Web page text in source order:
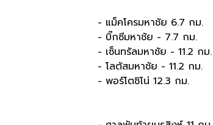
- แม็คโครมหาชัย 6.7 กม.
- บิ๊กซีมหาชัย - 7.7 กม.
- เซ็นทรัลมหาชัย - 11.2 กม.
- โลตัสมหาชัย - 11.2 กม.
- พอร์โตชิโน่ 12.3 กม.